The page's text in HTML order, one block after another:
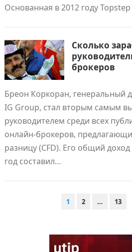
Основанная в 2012 году
Сколько
брокеров
Бреон Коркоран, генеральный
IG Group, стал вторым самым
руководителем среди всех
онлайн-брокеров,
разницу (CFD). Его общий
год составил…
1 2 … 13